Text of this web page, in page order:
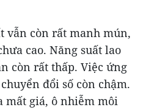
vẫn còn rất manh mún,
cao. Năng suất lao
còn rất thấp. Việc ứng
đổi số còn chậm.
mất giá, ô nhiễm môi